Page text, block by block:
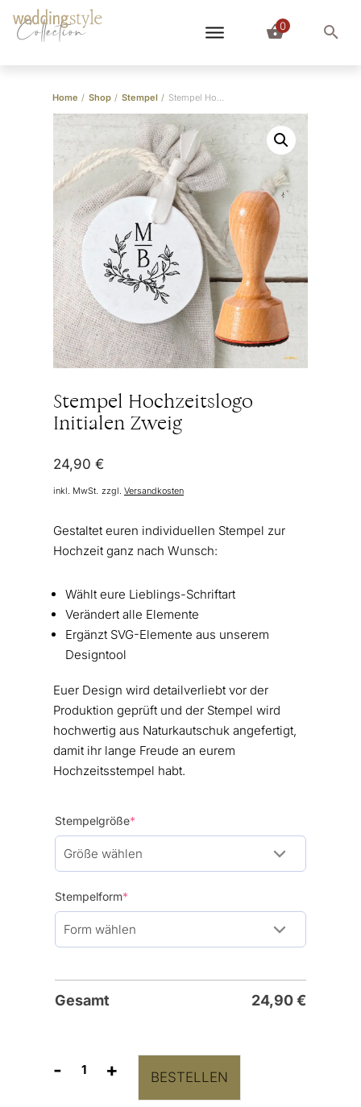
Collection 0
Home / Shop / Stempel / Stempel Hochzeitslogo Initialen Zweig
Stempel Hochzeitslogo
Initialen Zweig
24,90 €
inkl. MwSt. zzgl. Versandkosten
Gestaltet euren individuellen Stempel zur
Hochzeit ganz nach Wunsch:
Wählt eure Lieblings-Schriftart
Verändert alle Elemente
Ergänzt SVG-Elemente aus unserem
Designtool
Euer Design wird detailverliebt vor der
Produktion geprüft und der Stempel wird
hochwertig aus Naturkautschuk angefertigt,
damit ihr lange Freude an eurem
Hochzeitsstempel habt.
Stempelgröße*(required)
Stempelform*(required)
Gesamt 24,90€
-
Stempel
+ BESTELLEN